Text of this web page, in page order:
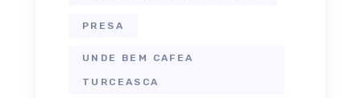
PRESA
UNDE BEM CAFEA
TURCEASCA